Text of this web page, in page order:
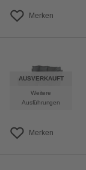
Merken
AUSVERKAUFT
Weitere
Ausführungen
Merken